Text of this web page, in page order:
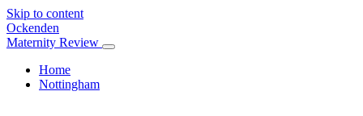
Skip to content
Ockenden
Maternity Review
Home
Nottingham